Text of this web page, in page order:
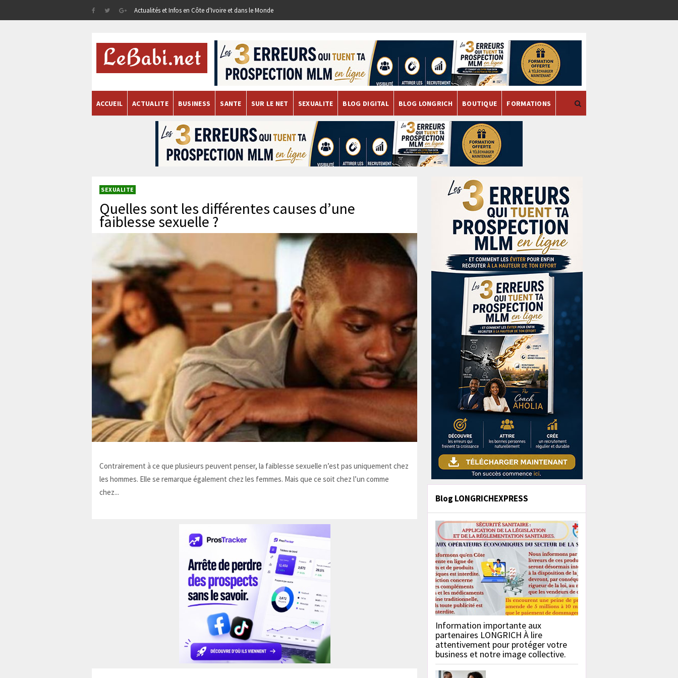
Actualités et Infos en Côte d'Ivoire et dans le Monde
ACCUEIL ACTUALITE BUSINESS SANTE SUR LE NET SEXUALITE BLOG DIGITAL BLOG LONGRICH BOUTIQUE FORMATIONS
SEXUALITE
Quelles sont les différentes causes d’une
faiblesse sexuelle ?
Contrairement à ce que plusieurs peuvent penser, la faiblesse sexuelle n’est pas uniquement chez
les hommes. Elle se remarque également chez les femmes. Mais que ce soit chez l’un comme
chez...
Blog LONGRICHEXPRESS
Information importante aux
partenaires LONGRICH À lire
attentivement pour protéger votre
business et notre image collective.